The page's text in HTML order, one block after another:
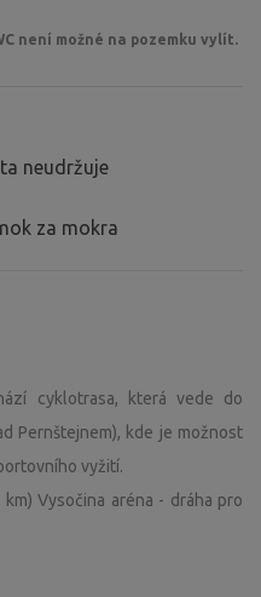
není možné na pozemku vylít.
neudržuje
za mokra
cyklotrasa, která vede do
Pernštejnem), kde je možnost
vyžití.
Vysočina aréna - dráha pro